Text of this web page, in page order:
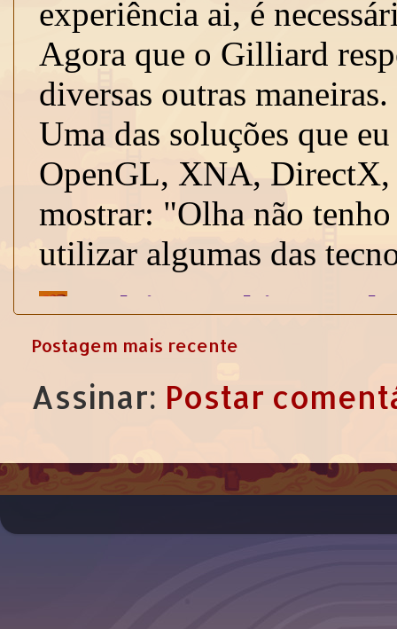
Postagem mais recente
Assinar: Postar